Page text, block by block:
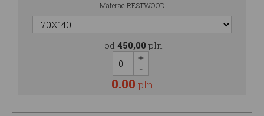
Materac RESTWOOD
od 450,00 pln
0.00 pln